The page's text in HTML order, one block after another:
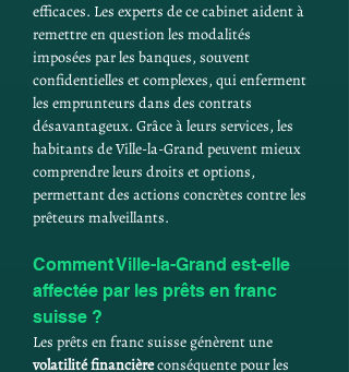
efficaces. Les experts de ce cabinet aident à
remettre en question les modalités
imposées par les banques, souvent
confidentielles et complexes, qui enferment
les emprunteurs dans des contrats
désavantageux. Grâce à leurs services, les
habitants de Ville-la-Grand peuvent mieux
comprendre leurs droits et options,
permettant des actions concrètes contre les
prêteurs malveillants.
Comment Ville-la-Grand est-elle
affectée par les prêts en franc
suisse ?
Les prêts en franc suisse génèrent une
volatilité financière conséquente pour les